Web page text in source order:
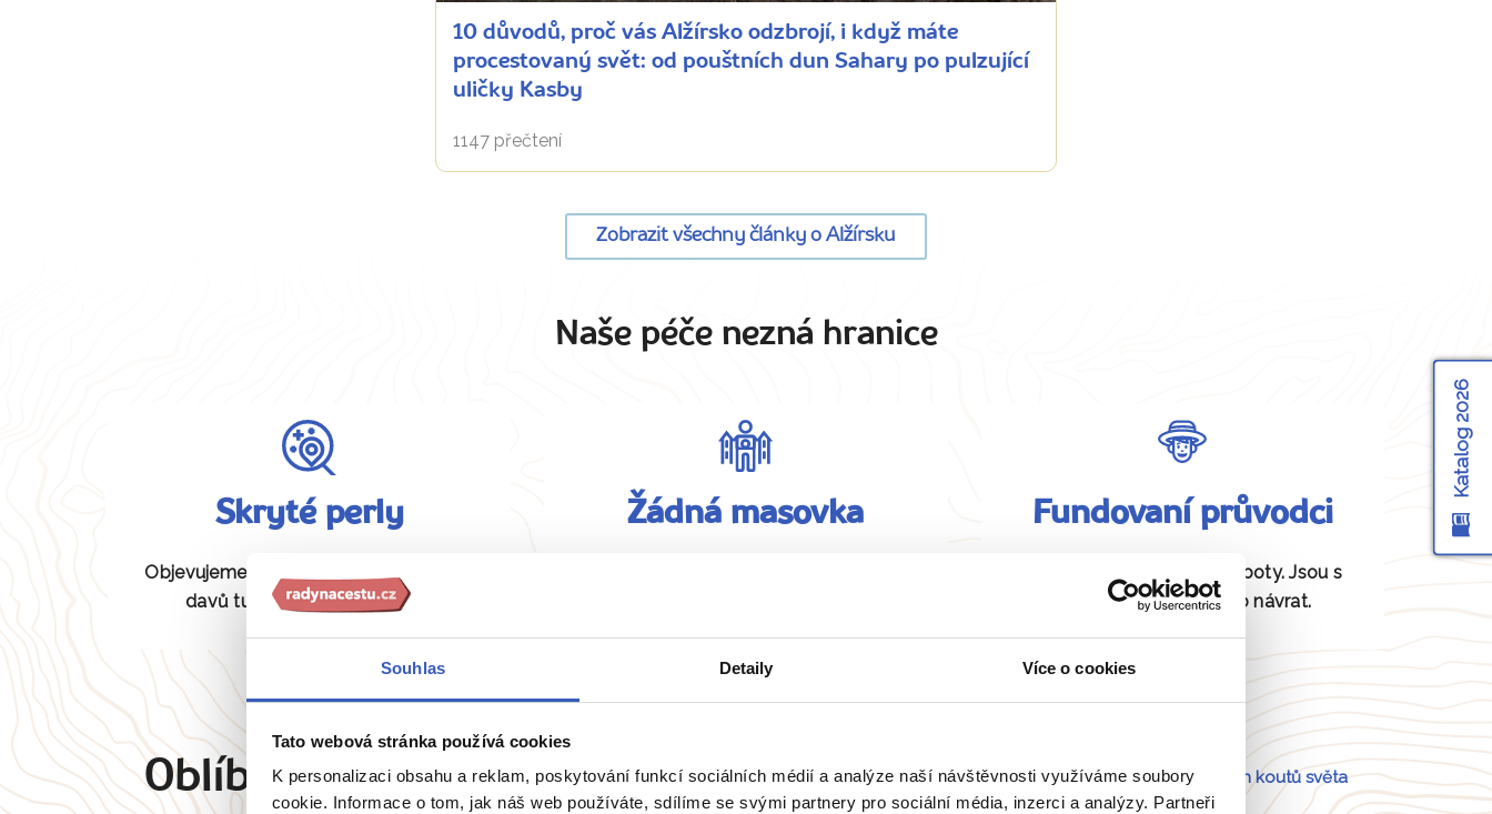
Souhlas Detaily Více o cookies
Tato webová stránka používá cookies
K personalizaci obsahu a reklam, poskytování funkcí sociálních médií a analýze naší návštěvnosti využíváme soubory
cookie. Informace o tom, jak náš web používáte, sdílíme se svými partnery pro sociální média, inzerci a analýzy. Partneři
10 důvodů, proč vás Alžírsko odzbrojí, i když máte
procestovaný svět: od pouštních dun Sahary po pulzující
uličky Kasby
1147 přečtení
Zobrazit všechny články o Alžírsku
Naše péče nezná hranice
Skryté perly
Objevujeme pro vás unikátní místa bez
davů turistů, která jiní neznají.
Žádná masovka Fundovaní průvodci
Daná místa znají jako své boty. Jsou s
vámi od odjezdu až po návrat.
Oblíbené cíle Anglie Belgie Francie Irsko Itálie Portugalsko a54 dalších koutů světa
Katalog 2026